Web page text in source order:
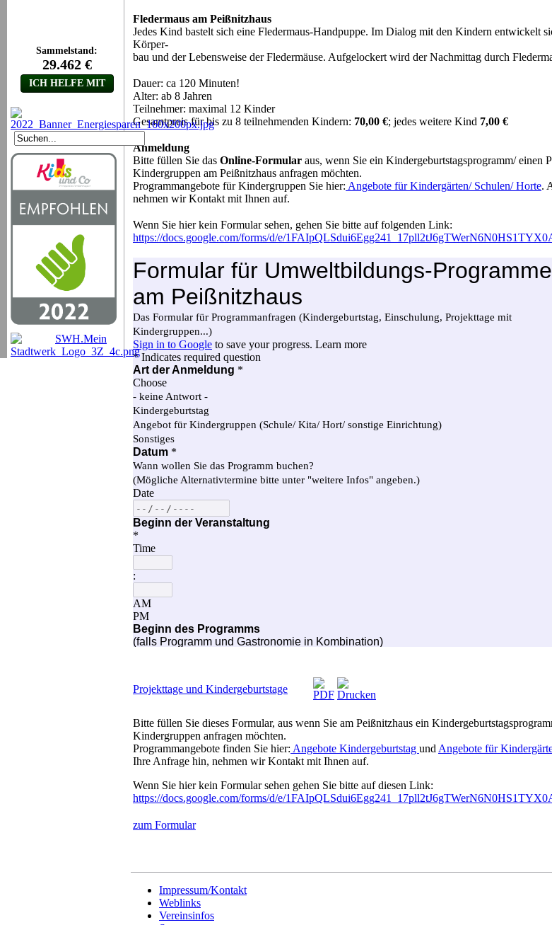
Fledermaus am Peißnitzhaus
Jedes Kind bastelt sich eine Fledermaus-Handpuppe. Im Dialog mit den Kindern entwickelt
Körper-
bau und der Lebensweise der Fledermäuse. Aufgelockert wird der Nachmittag durch
Dauer: ca 120 Minuten!
Alter: ab 8 Jahren
Teilnehmer: maximal 12 Kinder
Gesamtpreis für bis zu 8 teilnehmenden Kindern: 70,00 €; jedes weitere Kind 7,00 €
Anmeldung
Bitte füllen Sie das Online-Formular aus, wenn Sie ein Kindergeburtstagsprogramm/ einen
Kindergruppen am Peißnitzhaus anfragen möchten.
Programmangebote für Kindergruppen Sie hier: Angebote für Kindergärten/ Schulen/ Horte.
nehmen wir Kontakt mit Ihnen auf.
Wenn Sie hier kein Formular sehen, gehen Sie bitte auf folgenden Link:
https://docs.google.com/forms/d/e/
Projekttage und Kindergeburtstage
Bitte füllen Sie dieses Formular, aus wenn Sie am Peißnitzhaus ein
Kindergruppen anfragen möchten.
Programmangebote finden Sie hier: Angebote Kindergeburtstag und Angebote für
Ihre Anfrage hin, nehmen wir Kontakt mit Ihnen auf.
Wenn Sie hier kein Formular sehen gehen Sie bitte auf diesen Link:
https://docs.google.com/forms/d/e/
zum Formular
Impressum/Kontakt
Weblinks
Vereinsinfos